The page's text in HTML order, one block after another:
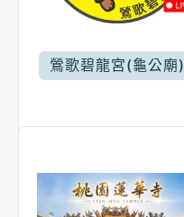
鶯歌碧龍宮(龜公廟)